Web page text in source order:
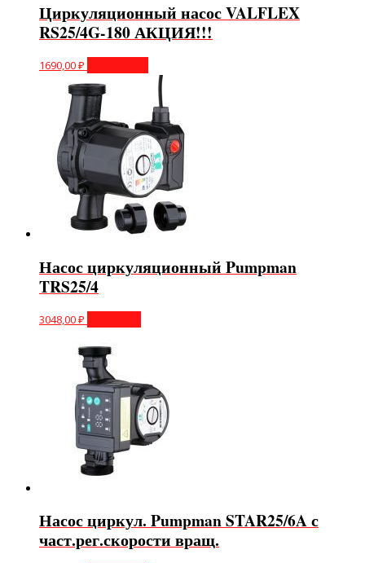
Циркуляционный насос VALFLEX
RS25/4G-180 АКЦИЯ!!!
1690,00₽
Насос циркуляционный Pumpman
TRS25/4
3048,00₽
Насос циркул. Pumpman STAR25/6A с
част.рег.скорости вращ.